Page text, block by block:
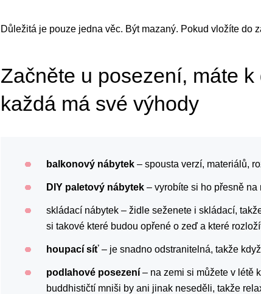
Důležitá je pouze jedna věc. Být mazaný. Pokud vložíte do
Začněte u posezení, máte
každá má své výhody
balkonový nábytek – spousta verzí, materiálů,
DIY paletový nábytek – vyrobíte si ho přesně na
skládací nábytek – židle seženete i skládací,
si takové které budou opřené o zeď a které
houpací síť – je snadno odstranitelná, takže
podlahové posezení – na zemi si můžete v létě
buddhističtí mniši by ani jinak neseděli, takže